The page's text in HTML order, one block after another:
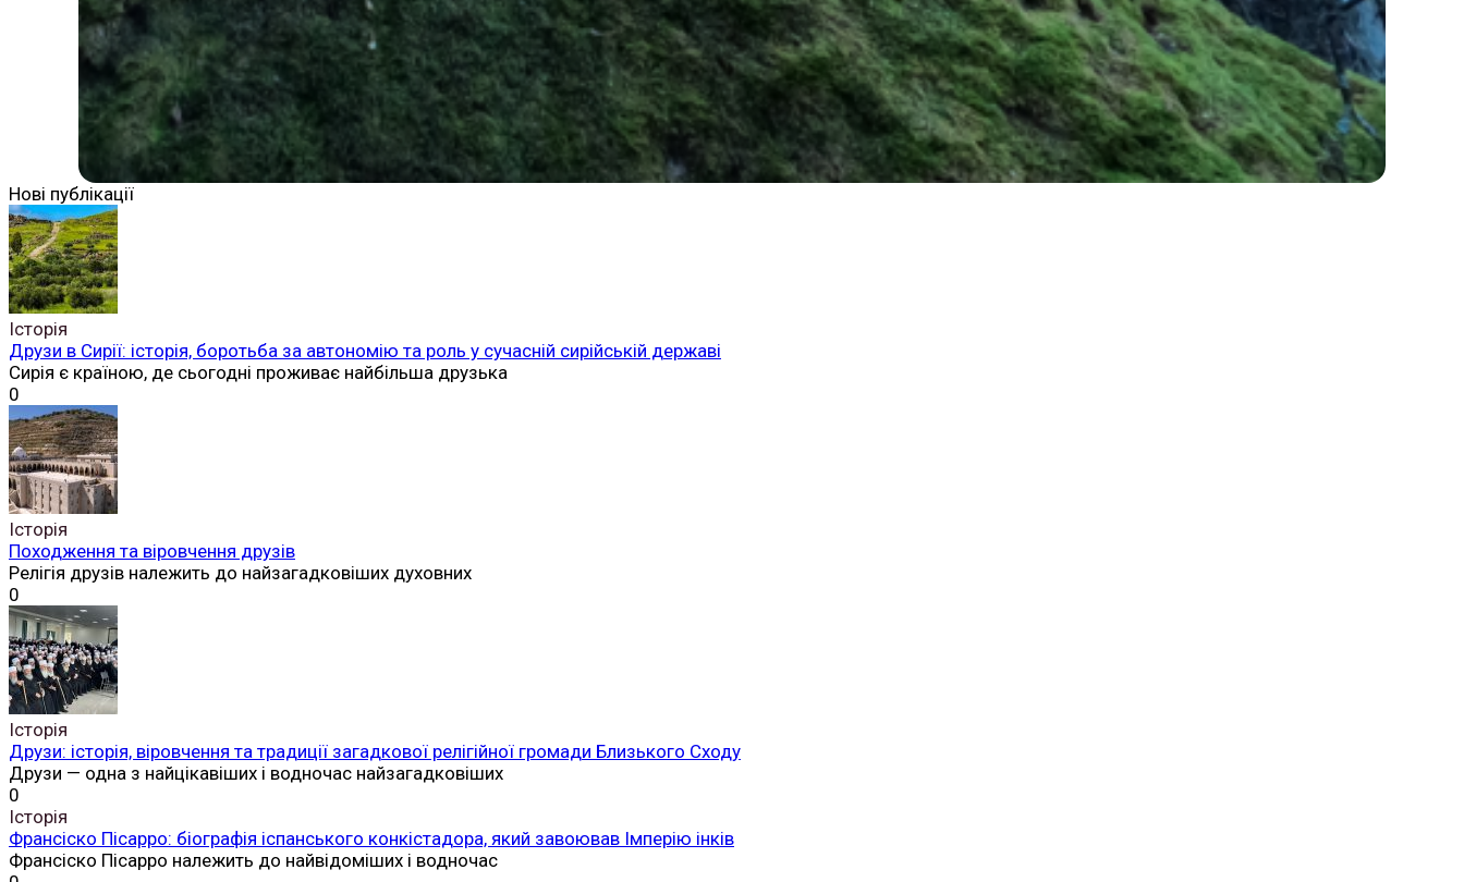
Нові публікації
Історія
Друзи в Сирії: історія, боротьба за автономію та роль у сучасній сирійській державі
Сирія є країною, де сьогодні проживає найбільша друзька
0
Історія
Походження та віровчення друзів
Релігія друзів належить до найзагадковіших духовних
0
Історія
Друзи: історія, віровчення та традиції загадкової релігійної громади Близького Сходу
Друзи — одна з найцікавіших і водночас найзагадковіших
0
Історія
Франсіско Пісарро: біографія іспанського конкістадора, який завоював Імперію інків
Франсіско Пісарро належить до найвідоміших і водночас